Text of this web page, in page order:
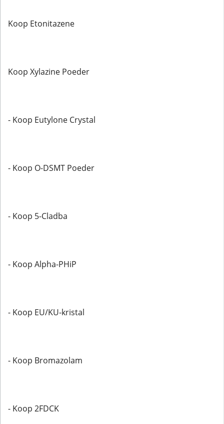
Koop Etonitazene
Koop Xylazine Poeder
- Koop Eutylone Crystal
- Koop O-DSMT Poeder
- Koop 5-Cladba
- Koop Alpha-PHiP
- Koop EU/KU-kristal
- Koop Bromazolam
- Koop 2FDCK